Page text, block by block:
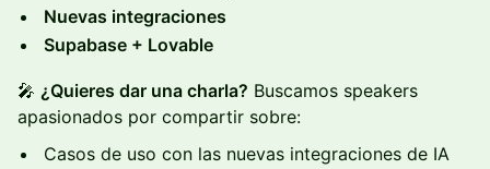
Nuevas integraciones
Supabase + Lovable
🎤 ¿Quieres dar una charla? Buscamos speakers
apasionados por compartir sobre:
Casos de uso con las nuevas integraciones de IA